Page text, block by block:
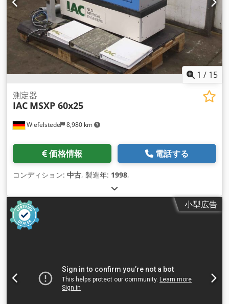
1 / 15
Wiefelstede 8,980 km
測定器
IAC MSXP 60x25
価格情報 電話する
コンディション: 中古, 製造年: 1998,
小型広告